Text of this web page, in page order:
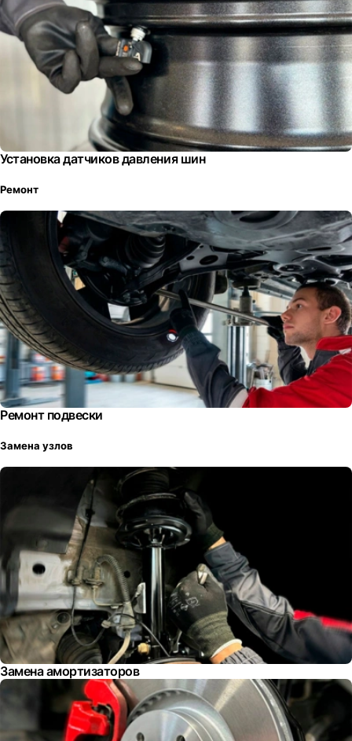
Установка датчиков давления шин
Ремонт
Ремонт подвески
Замена узлов
Замена амортизаторов